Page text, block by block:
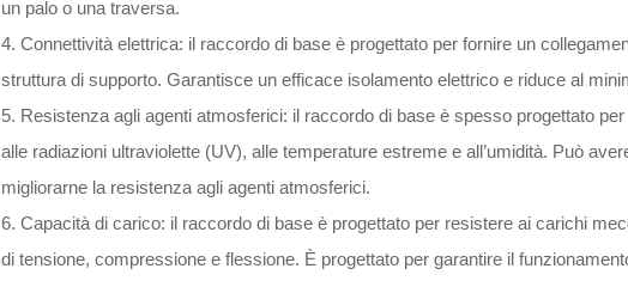
un palo o una traversa.
4. Connettività elettrica: il raccordo di base è progettato per fornire un
struttura di supporto. Garantisce un efficace isolamento elettrico e riduce al
5. Resistenza agli agenti atmosferici: il raccordo di base è spesso progettato
alle radiazioni ultraviolette (UV), alle temperature estreme e all’umidità. Può
migliorarne la resistenza agli agenti atmosferici.
6. Capacità di carico: il raccordo di base è progettato per resistere ai carichi
di tensione, compressione e flessione. È progettato per garantire il